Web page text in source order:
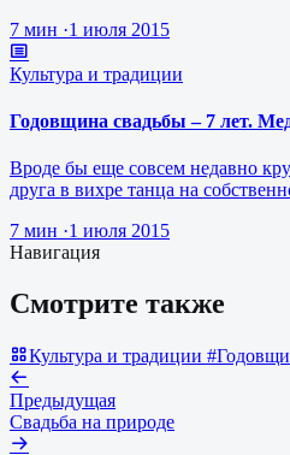
7 мин ·1 июля 2015
Культура и традиции
Годовщина свадьбы – 7 лет.
Вроде бы еще совсем недавно
друга в вихре танца на
7 мин ·1 июля 2015
Навигация
Смотрите также
Культура и традиции
Предыдущая
Свадьба на природе